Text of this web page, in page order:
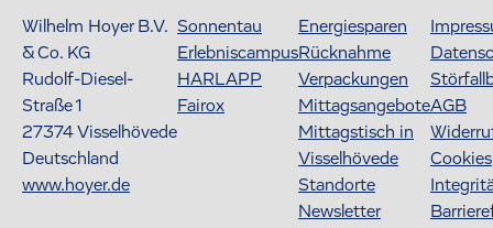
Wilhelm Hoyer B.V.
& Co. KG
Rudolf-Diesel-
Straße 1
27374Visselhövede
Deutschland
www.hoyer.de
Sonnentau
Erlebniscampus
HARLAPP
Fairox
Energiesparen
Rücknahme
Verpackungen
Mittagsangebote
Mittagstisch in
Visselhövede
Standorte
Newsletter
AGB
Cookies